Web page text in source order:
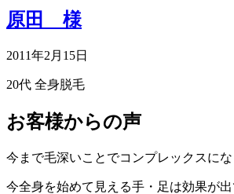
原田 様
2011年2月15日
20代 全身脱毛
お客様からの声
今まで毛深いことでコンプレックスに
今全身を始めて見える手・足は効果が